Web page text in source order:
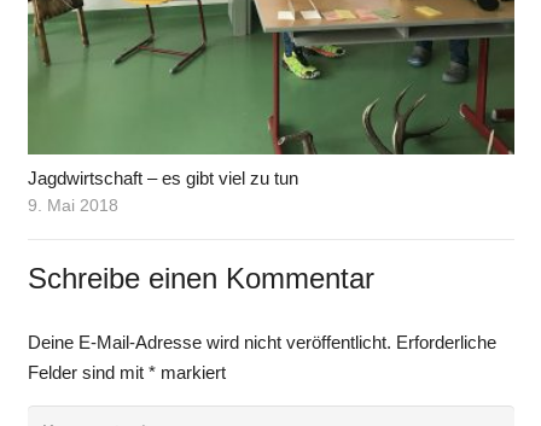
Jagdwirtschaft – es gibt viel zu tun
9. Mai 2018
Schreibe einen Kommentar
Deine E-Mail-Adresse wird nicht veröffentlicht. Erforderliche
Felder sind mit *markiert